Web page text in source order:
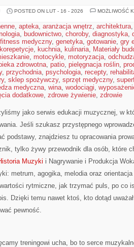
POSTED ON LUT - 16 - 2026
MOŻLIWOŚĆ
, apteka, aranżacja wnętrz, architektura
, budownictwo, choroby, diagnostyka,
fitness medyczny, genetyka, gotowanie, gry
korepetycje, kuchnia, kulinaria, Materiały
, motocykle, motoryzacja,
zdrowotna, patio, pielęgnacja roślin,
, przychodnia, psychologia, recepty,
, sklep spożywczy, sprzęt medyczny,
medyczna, wina, wodociągi,
dodatkowe, zdrowe żywienie, zdrowie
jako serwis edukacji muzycznej, w
Jeśli szukasz przystępnego
podstawy, znajdziesz tu opracowania
tylko żywy przewodnik dla osób, które
Muzyki i Nagrywanie i Produkcja
metrum, agogika, melodia oraz
rytmiczne, jak trzymać puls, po co
Dzięki temu nawet ktoś, kto dotąd
pewność.
treningowi ucha, bo to serce